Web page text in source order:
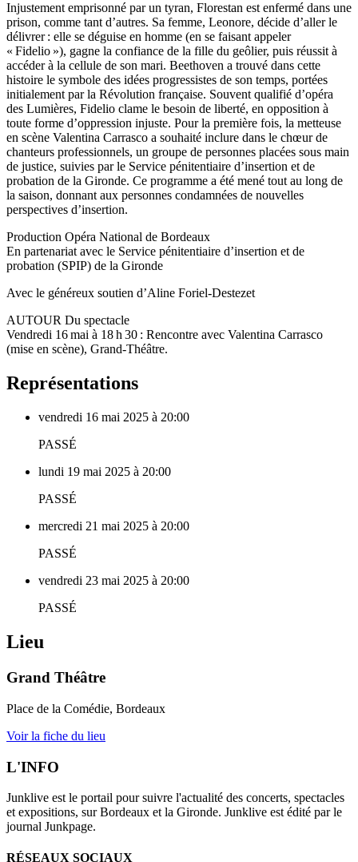
Injustement emprisonné par un tyran, Florestan est enfermé dans une
prison, comme tant d’autres. Sa femme, Leonore, décide d’aller le
délivrer : elle se déguise en homme (en se faisant appeler
« Fidelio »), gagne la confiance de la fille du geôlier, puis réussit à
accéder à la cellule de son mari. Beethoven a trouvé dans cette
histoire le symbole des idées progressistes de son temps, portées
initialement par la Révolution française. Souvent qualifié d’opéra
des Lumières, Fidelio clame le besoin de liberté, en opposition à
toute forme d’oppression injuste. Pour la première fois, la metteuse
en scène Valentina Carrasco a souhaité inclure dans le chœur de
chanteurs professionnels, un groupe de personnes placées sous main
de justice, suivies par le Service pénitentiaire d’insertion et de
probation de la Gironde. Ce programme a été mené tout au long de
la saison, donnant aux personnes condamnées de nouvelles
perspectives d’insertion.
Production Opéra National de Bordeaux
En partenariat avec le Service pénitentiaire d’insertion et de
probation (SPIP) de la Gironde
Avec le généreux soutien d’Aline Foriel-Destezet
AUTOUR Du spectacle
Vendredi 16 mai à 18 h 30 : Rencontre avec Valentina Carrasco
(mise en scène), Grand-Théâtre.
Représentations
vendredi 16 mai 2025 à 20:00
PASSÉ
lundi 19 mai 2025 à 20:00
PASSÉ
mercredi 21 mai 2025 à 20:00
PASSÉ
vendredi 23 mai 2025 à 20:00
PASSÉ
Lieu
Grand Théâtre
Place de la Comédie, Bordeaux
Voir la fiche du lieu
L'INFO
Junklive est le portail pour suivre l'actualité des concerts, spectacles
et expositions, sur Bordeaux et la Gironde. Junklive est édité par le
journal Junkpage.
RÉSEAUX SOCIAUX